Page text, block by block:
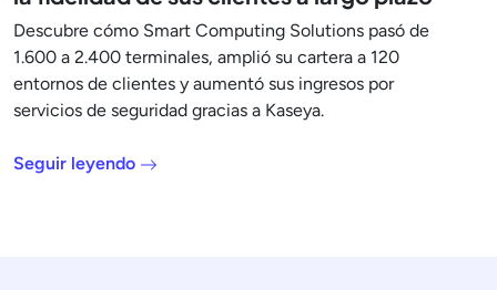
Descubre cómo Smart Computing Solutions pasó de
1.600 a 2.400 terminales, amplió su cartera a 120
entornos de clientes y aumentó sus ingresos por
servicios de seguridad gracias a Kaseya.
Seguir leyendo